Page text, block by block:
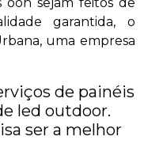
garantida, o
uma empresa
de painéis
led outdoor.
ser a melhor